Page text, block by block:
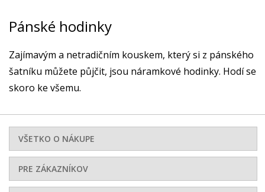
Pánské hodinky
Zajímavým a netradičním kouskem, který si z pánského
šatníku můžete půjčit, jsou náramkové hodinky. Hodí se
skoro ke všemu.
VŠETKO O NÁKUPE
PRE ZÁKAZNÍKOV